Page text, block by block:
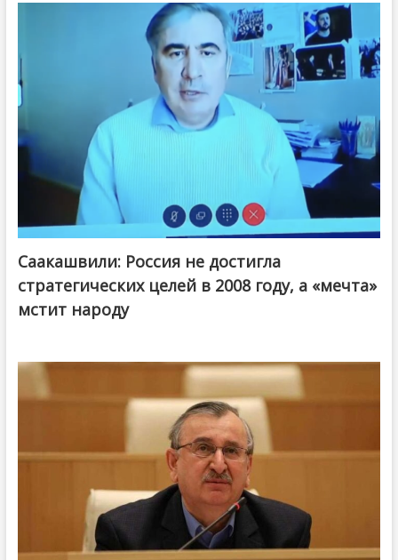
Саакашвили: Россия не достигла
стратегических целей в 2008 году, а «мечта»
мстит народу